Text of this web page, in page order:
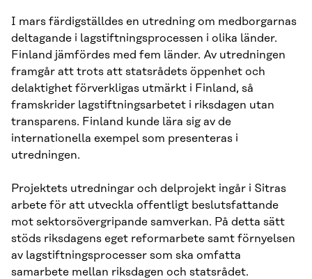
I mars färdigställdes en utredning om medborgarnas
deltagande i lagstiftningsprocessen i olika länder.
Finland jämfördes med fem länder. Av utredningen
framgår att trots att statsrådets öppenhet och
delaktighet förverkligas utmärkt i Finland, så
framskrider lagstiftningsarbetet i riksdagen utan
transparens. Finland kunde lära sig av de
internationella exempel som presenteras i
utredningen.
Projektets utredningar och delprojekt ingår i Sitras
arbete för att utveckla offentligt beslutsfattande
mot sektorsövergripande samverkan. På detta sätt
stöds riksdagens eget reformarbete samt förnyelsen
av lagstiftningsprocesser som ska omfatta
samarbete mellan riksdagen och statsrådet.